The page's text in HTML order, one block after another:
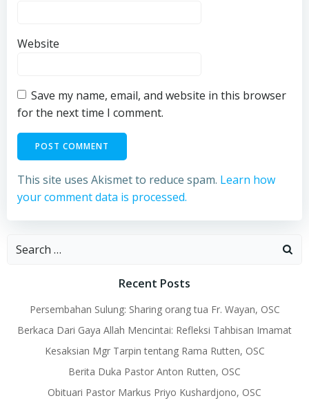
Website
Save my name, email, and website in this browser
for the next time I comment.
This site uses Akismet to reduce spam. Learn how
your comment data is processed.
Search
Recent Posts
Persembahan Sulung: Sharing orang tua Fr. Wayan, OSC
Berkaca Dari Gaya Allah Mencintai: Refleksi Tahbisan Imamat
Kesaksian Mgr Tarpin tentang Rama Rutten, OSC
Berita Duka Pastor Anton Rutten, OSC
Obituari Pastor Markus Priyo Kushardjono, OSC